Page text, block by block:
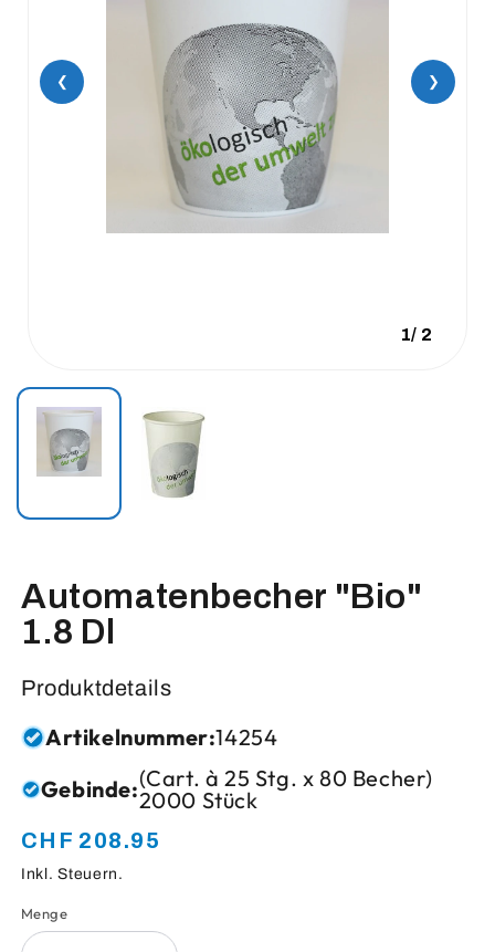
❮ ❯
1/ 2
Automatenbecher "Bio"
1.8 Dl
Produktdetails
Artikelnummer:14254
Gebinde:(Cart. à 25 Stg. x 80 Becher)
2000 Stück
Normaler
Preis
CHF 208.95
Inkl. Steuern.
Anzahl
Menge